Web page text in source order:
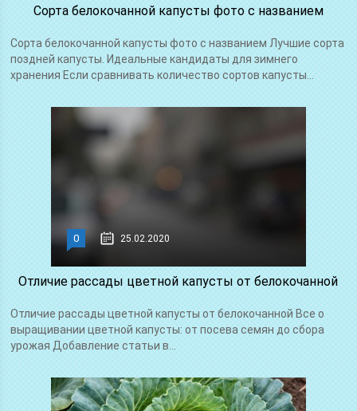
Сорта белокочанной капусты фото с названием
Сорта белокочанной капусты фото с названием Лучшие сорта
поздней капусты. Идеальные кандидаты для зимнего
хранения Если сравнивать количество сортов капусты...
0 25.02.2020
Отличие рассады цветной капусты от белокочанной
Отличие рассады цветной капусты от белокочанной Все о
выращивании цветной капусты: от посева семян до сбора
урожая Добавление статьи в...